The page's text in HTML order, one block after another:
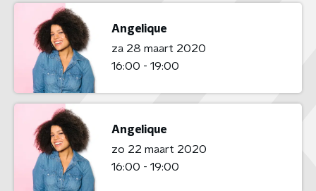
Angelique
za 28 maart 2020
16:00 - 19:00
Angelique
zo 22 maart 2020
16:00 - 19:00